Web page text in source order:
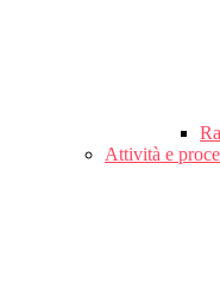
Attività e